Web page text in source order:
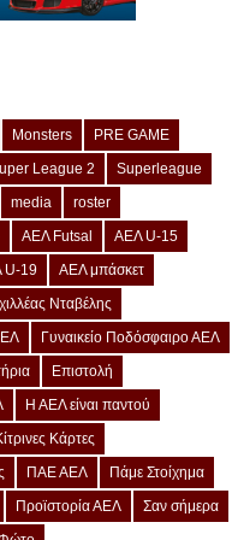
Monsters
PRE GAME
League 2
Superleague
media
roster
ΑΕΛ Futsal
ΑΕΛ U-15
U-19
ΑΕΛ μπάσκετ
Νταβέλης
Γυναικείο Ποδόσφαιρο ΑΕΛ
Επιστολή
Η ΑΕΛ είναι παντού
Κάρτες
ΠΑΕ ΑΕΛ
Πάμε Στοίχημα
Προϊστορία ΑΕΛ
Σαν σήμερα